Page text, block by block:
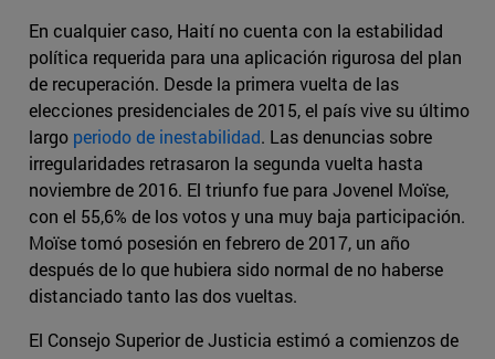
En cualquier caso, Haití no cuenta con la estabilidad
política requerida para una aplicación rigurosa del plan
de recuperación. Desde la primera vuelta de las
elecciones presidenciales de 2015, el país vive su último
largo periodo de inestabilidad. Las denuncias sobre
irregularidades retrasaron la segunda vuelta hasta
noviembre de 2016. El triunfo fue para Jovenel Moïse,
con el 55,6% de los votos y una muy baja participación.
Moïse tomó posesión en febrero de 2017, un año
después de lo que hubiera sido normal de no haberse
distanciado tanto las dos vueltas.
El Consejo Superior de Justicia estimó a comienzos de